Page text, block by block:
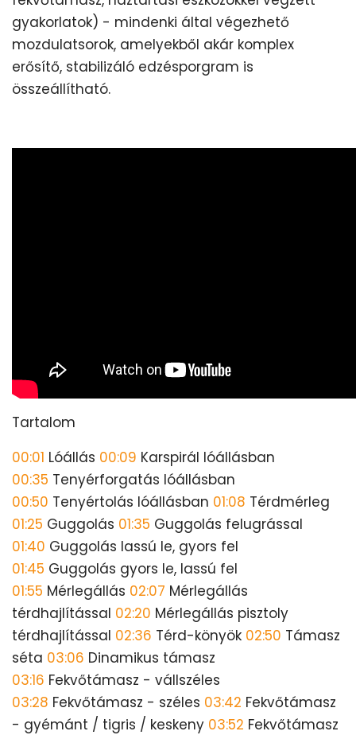
gyakorlatok) - mindenki által végezhető
mozdulatsorok, amelyekből akár komplex
erősítő, stabilizáló edzésporgram is
összeállítható.
Tartalom
00:01 Lóállás 00:09 Karspirál lóállásban
00:35 Tenyérforgatás lóállásban
00:50 Tenyértolás lóállásban 01:08 Térdmérleg
01:25 Guggolás 01:35 Guggolás felugrással
01:40 Guggolás lassú le, gyors fel
01:45 Guggolás gyors le, lassú fel
01:55 Mérlegállás 02:07 Mérlegállás
térdhajlítással 02:20 Mérlegállás pisztoly
térdhajlítással 02:36 Térd-könyök 02:50 Támasz
séta 03:06 Dinamikus támasz
03:16 Fekvőtámasz - vállszéles
03:28 Fekvőtámasz - széles 03:42 Fekvőtámasz
- gyémánt / tigris / keskeny 03:52 Fekvőtámasz